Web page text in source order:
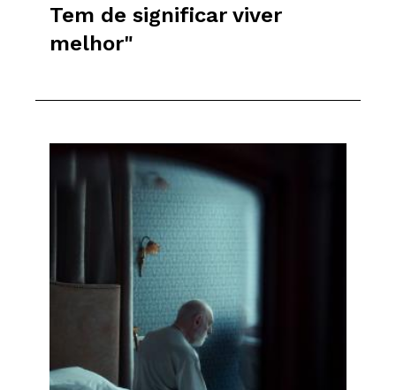
Tem de significar viver
melhor"